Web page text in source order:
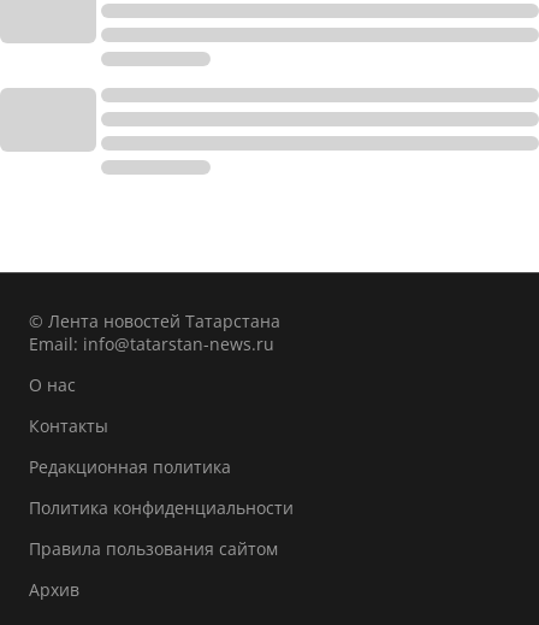
© Лента новостей Татарстана
Email: info@tatarstan-news.ru
О нас
Контакты
Редакционная политика
Политика конфиденциальности
Правила пользования сайтом
Архив